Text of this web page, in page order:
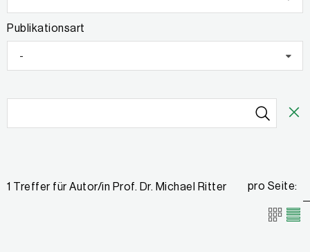
Publikationsart
-
1 Treffer für Autor/in Prof. Dr. Michael Ritter pro Seite: